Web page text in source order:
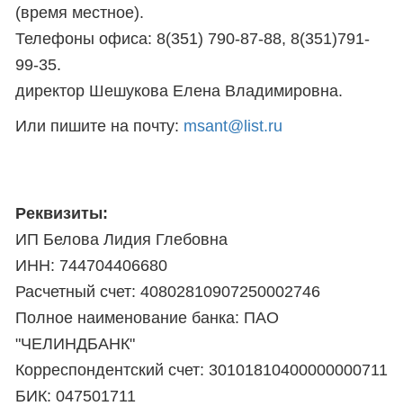
(время местное).
Телефоны офиса: 8(351) 790-87-88, 8(351)791-
99-35.
директор Шешукова Елена Владимировна.
Или пишите на почту: msant@list.ru
Реквизиты:
ИП Белова Лидия Глебовна
ИНН: 744704406680
Расчетный счет: 40802810907250002746
Полное наименование банка: ПАО
"ЧЕЛИНДБАНК"
Корреспондентский счет: 30101810400000000711
БИК: 047501711